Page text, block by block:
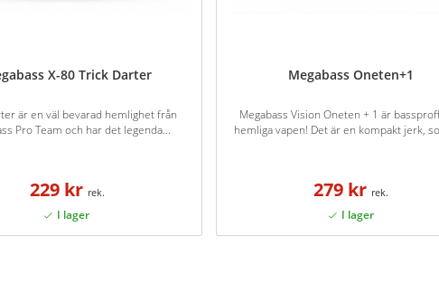
X-80 Trick Darter
är en väl bevarad hemlighet från
Pro Team och har det legenda...
229 kr
Megabass Oneten+1
Megabass Vision Oneten + 1 är
hemliga vapen! Det är en kompakt jerk,
279 kr